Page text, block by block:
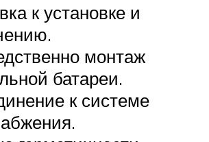
к установке и
монтаж
батареи.
к системе